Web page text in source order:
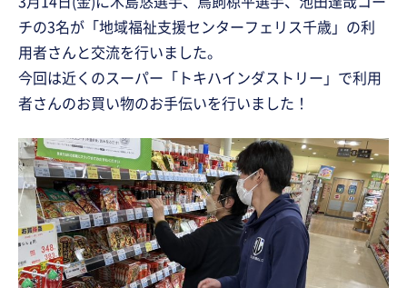
チの3名が「地域福祉支援センターフェリス千歳」の利
用者さんと交流を行いました。
今回は近くのスーパー「トキハインダストリー」で利用
者さんのお買い物のお手伝いを行いました！